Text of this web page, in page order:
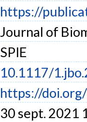
https://
Journal of
SPIE
10.1117/
https://
30 sept. 2021